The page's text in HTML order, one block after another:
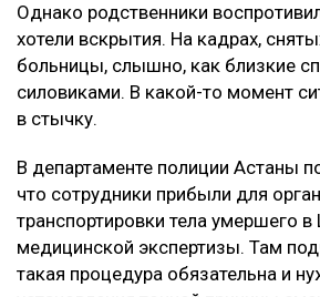
Однако родственники
хотели вскрытия. На кадрах,
больницы, слышно, как близкие
силовиками. В какой-то момент
в стычку.
В департаменте полиции Астаны
что сотрудники прибыли для
транспортировки тела умершего
медицинской экспертизы. Там
такая процедура обязательна и